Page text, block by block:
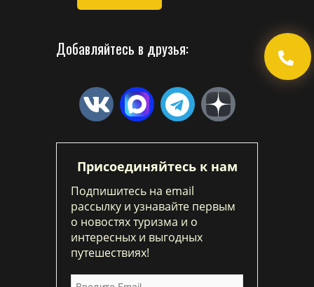
Добавляйтесь в друзья:
Присоединяйтесь к нам
Подпишитесь на email
рассылку и узнавайте первым
о новостях туризма и о
интересных и выгодных
путешествиях!